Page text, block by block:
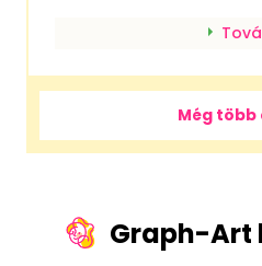
Még több
Graph-Art